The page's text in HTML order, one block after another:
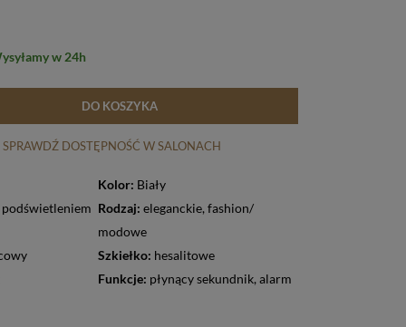
w 24h
DO KOSZYKA
SPRAWDŹ DOSTĘPNOŚĆ W SALONACH
Kolor: Biały
podświetleniem Rodzaj:eleganckie, fashion/
modowe
Szkiełko: hesalitowe
Funkcje: płynący sekundnik, alarm